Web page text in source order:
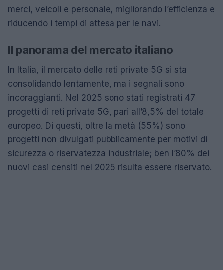
merci, veicoli e personale, migliorando l’efficienza e
riducendo i tempi di attesa per le navi.
Il panorama del mercato italiano
In Italia, il mercato delle reti private 5G si sta
consolidando lentamente, ma i segnali sono
incoraggianti. Nel 2025 sono stati registrati 47
progetti di reti private 5G, pari all’8,5% del totale
europeo. Di questi, oltre la metà (55%) sono
progetti non divulgati pubblicamente per motivi di
sicurezza o riservatezza industriale; ben l’80% dei
nuovi casi censiti nel 2025 risulta essere riservato.